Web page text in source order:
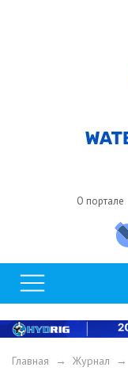
О портале
Главная → Журнал →